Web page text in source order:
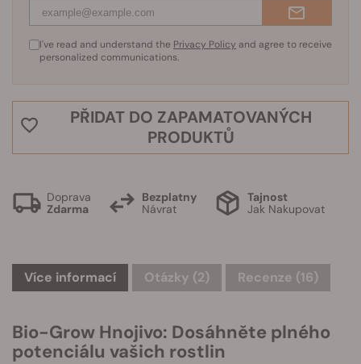
I've read and understand the Privacy Policy and agree to receive
personalized communications.
PŘIDAT DO ZAPAMATOVANÝCH
PRODUKTŮ
Doprava
Zdarma
Bezplatny
Návrat
Tajnost
Jak Nakupovat
Více informací Otázky (2) Recenze (16)
Bio-Grow Hnojivo: Dosáhněte plného
potenciálu vašich rostlin